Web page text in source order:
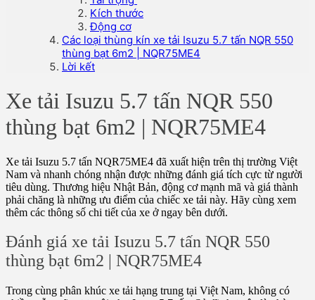
Kích thước
Động cơ
Các loại thùng kín xe tải Isuzu 5.7 tấn NQR 550
thùng bạt 6m2 | NQR75ME4
Lời kết
Xe tải Isuzu 5.7 tấn NQR 550
thùng bạt 6m2 | NQR75ME4
Xe tải Isuzu 5.7 tấn NQR75ME4 đã xuất hiện trên thị trường Việt
Nam và nhanh chóng nhận được những đánh giá tích cực từ người
tiêu dùng. Thương hiệu Nhật Bản, động cơ mạnh mã và giá thành
phải chăng là những ưu điểm của chiếc xe tải này. Hãy cùng xem
thêm các thông số chi tiết của xe ở ngay bên dưới.
Đánh giá xe tải Isuzu 5.7 tấn NQR 550
thùng bạt 6m2 | NQR75ME4
Trong cùng phân khúc xe tải hạng trung tại Việt Nam, không có